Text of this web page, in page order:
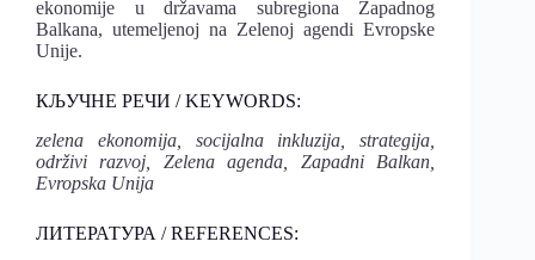
ekonomije u državama subregiona Zapadnog
Balkana, utemelјenoj na Zelenoj agendi Evropske
Unije.
КЉУЧНЕ РЕЧИ / KEYWORDS:
zelena ekonomija, socijalna inkluzija, strategija,
održivi razvoj, Zelena agenda, Zapadni Balkan,
Evropska Unija
ЛИТЕРАТУРА / REFERENCES: